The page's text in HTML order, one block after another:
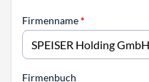
Firmenname*
Firmenbuch